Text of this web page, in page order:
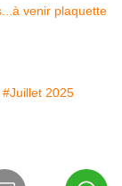
#Juillet 2025